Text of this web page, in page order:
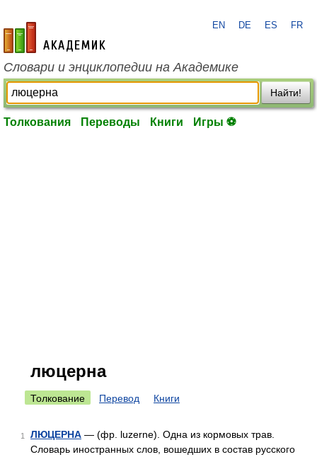
academic.ru
EN DE ES FR
Словари и энциклопедии на Академике
Найти!
Толкования Переводы Книги Игры ⚽
люцерна
Толкование Перевод Книги
1 ЛЮЦЕРНА — (фр. luzerne). Одна из кормовых трав.
Словарь иностранных слов, вошедших в состав русского